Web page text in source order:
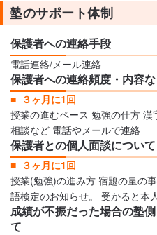
塾のサポート体制
保護者への連絡手段
電話連絡/メール連絡
保護者への連絡頻度・内容
３ヶ月に1回
授業の進むペース 勉強の仕方
相談など 電話やメールで連絡
保護者との個人面談について
３ヶ月に1回
授業(勉強)の進み方 宿題の量の
語検定のお知らせ。 受かると本
成績が不振だった場合の塾
て